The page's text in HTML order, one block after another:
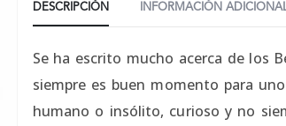
DESCRIPCIÓN INFORMACIÓN
Se ha escrito mucho acerca de los
siempre es buen momento para
humano o insólito, curioso y no